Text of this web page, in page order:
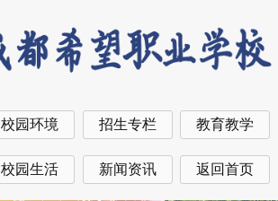
校园环境 招生专栏 教育教学
校园生活 新闻资讯 返回首页